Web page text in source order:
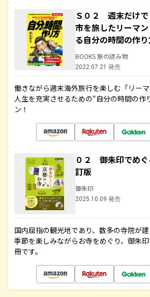
Ｓ０２ 週末だけで
市を旅したリーマ
る自分の時間の作
BOOKS 旅の読み物
2022.07.21 発売
働きながら週末海外旅行を楽しむ「リーマ
人生を充実させるための“自分の時間の作
ン！
０２ 御朱印でめ
訂版
御朱印
2025.10.09 発売
国内屈指の観光地であり、数多の寺院が建
季節を楽しみながらお寺をめぐり、御朱
冊です。